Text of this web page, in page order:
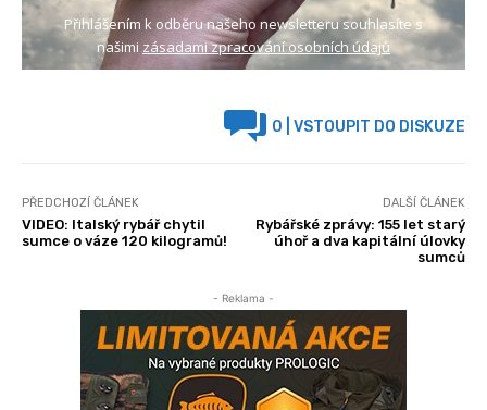
Přihlášením k odběru našeho newsletteru souhlasíte s
našimi zásadami zpracování osobních údajů
0 | VSTOUPIT DO DISKUZE
PŘEDCHOZÍ ČLÁNEK
VIDEO: Italský rybář chytil
sumce o váze 120 kilogramů!
DALŠÍ ČLÁNEK
Rybářské zprávy: 155 let starý
úhoř a dva kapitální úlovky
sumců
- Reklama -